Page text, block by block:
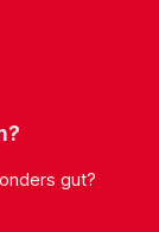
gut?